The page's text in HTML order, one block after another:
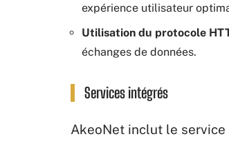
expérience utilisateur
Utilisation du protocole
échanges de données.
Services intégrés
AkeoNet inclut le service